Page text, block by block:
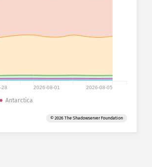
28 2026-08-01 2026-08-05
Antarctica
© 2026 The Shadowserver Foundation